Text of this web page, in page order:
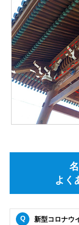
よく
新型コロナウ